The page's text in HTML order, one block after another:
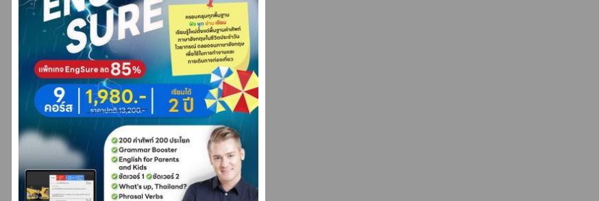
make up with someone
คืนดี
The couple made up after their fight.
คู่รักคืนดีกันหลังจากทะเลาะกัน
ตามห้องที่โรงแรมจะเจอป้าย
Please don’t disturb.
กรุณาอย่ารบกวน
make up the room
จัดเตรียมห้องให้พร้อม หรือให้กลับเป็นสภาพเดิม
greetทักทาย
meet & greet